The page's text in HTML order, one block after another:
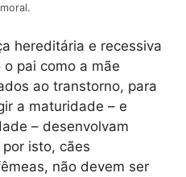
hereditária e recessiva
pai como a mãe
ao transtorno, para
a maturidade – e
– desenvolvam
isto, cães
não devem ser